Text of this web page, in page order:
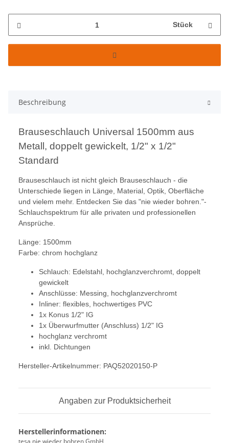
Stück
Beschreibung
Brauseschlauch Universal 1500mm aus
Metall, doppelt gewickelt, 1/2" x 1/2"
Standard
Brauseschlauch ist nicht gleich Brauseschlauch - die
Unterschiede liegen in Länge, Material, Optik, Oberfläche
und vielem mehr. Entdecken Sie das "nie wieder bohren."-
Schlauchspektrum für alle privaten und professionellen
Ansprüche.
Länge: 1500mm
Farbe: chrom hochglanz
Schlauch: Edelstahl, hochglanzverchromt, doppelt
gewickelt
Anschlüsse: Messing, hochglanzverchromt
Inliner: flexibles, hochwertiges PVC
1x Konus 1/2" IG
1x Überwurfmutter (Anschluss) 1/2" IG
hochglanz verchromt
inkl. Dichtungen
Hersteller-Artikelnummer: PAQ52020150-P
Angaben zur Produktsicherheit
Herstellerinformationen: